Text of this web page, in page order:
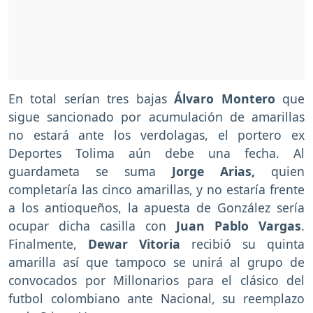
En total serían tres bajasÁlvaro Montero que
sigue sancionado por acumulación de amarillas
no estará ante los verdolagas, el portero ex
Deportes Tolima aún debe una fecha. Al
guardameta se suma Jorge Arias, quien
completaría las cinco amarillas, y no estaría frente
a los antioqueños, la apuesta de González sería
ocupar dicha casilla con Juan Pablo Vargas.
Finalmente, Dewar Vitoria recibió su quinta
amarilla así que tampoco se unirá al grupo de
convocados por Millonarios para el clásico del
futbol colombiano ante Nacional, su reemplazo